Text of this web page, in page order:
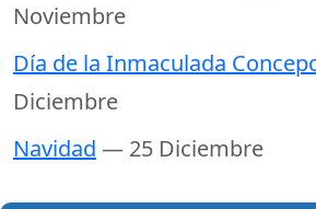
Noviembre
Día de la Inmaculada
Diciembre
Navidad — 25 Diciembre